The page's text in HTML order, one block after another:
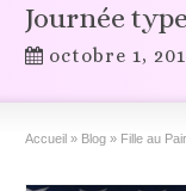
Journée
octobre 1,
Accueil » Blog » Fille au Pair